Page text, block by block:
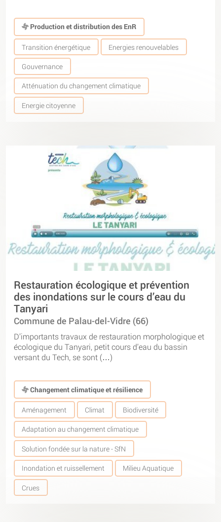
Production et distribution des EnR
Transition énergétique Energies renouvelables
Gouvernance
Atténuation du changement climatique
Energie citoyenne
Restauration écologique et prévention
des inondations sur le cours d’eau du
Tanyari
Commune de Palau-del-Vidre (66)
D’importants travaux de restauration morphologique et
écologique du Tanyari, petit cours d’eau du bassin
versant du Tech, se sont (…)
Changement climatique et résilience
Aménagement Climat Biodiversité
Adaptation au changement climatique
Solution fondée sur la nature - SfN
Inondation et ruissellement Milieu Aquatique
Crues